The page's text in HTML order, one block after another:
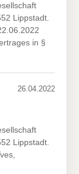
Lippstadt.
in §
26.04.2022
Lippstadt.